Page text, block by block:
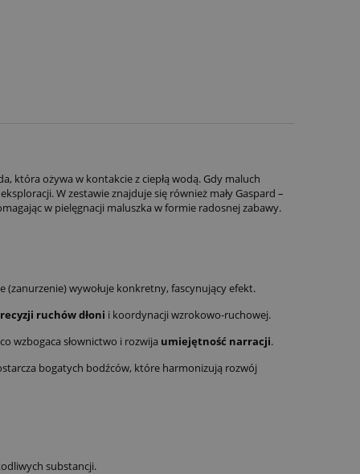
która ożywa w kontakcie z ciepłą wodą. Gdy maluch
W zestawie znajduje się również mały Gaspard –
w pielęgnacji maluszka w formie radosnej zabawy.
(zanurzenie) wywołuje konkretny, fascynujący efekt.
ruchów dłoni i koordynacji wzrokowo-ruchowej.
wzbogaca słownictwo i rozwija umiejętność narracji.
bogatych bodźców, które harmonizują rozwój
substancji.